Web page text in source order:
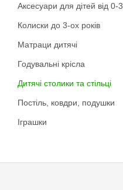
Аксесуари для дітей від 0-3
Колиски до 3-ох років
Матраци дитячі
Годувальні крісла
Дитячі столики та стільці
Постіль, ковдри, подушки
Іграшки